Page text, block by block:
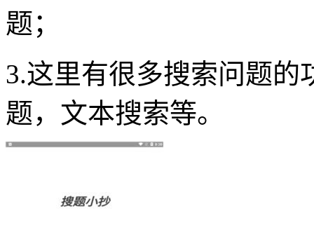
题；
3.这里有很多搜索问题的
题，文本搜索等。